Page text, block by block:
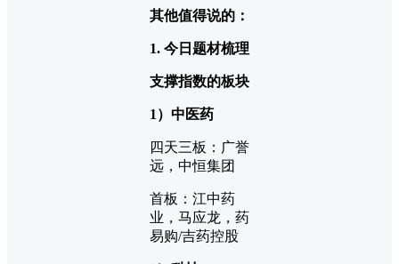
其他值得说的：
1. 今日题材梳理
支撑指数的板块
1）中医药
四天三板：广誉
远，中恒集团
首板：江中药
业，马应龙，药
易购/吉药控股